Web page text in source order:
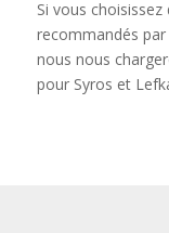
Si vous
recommandés
nous nous
pour Syros et